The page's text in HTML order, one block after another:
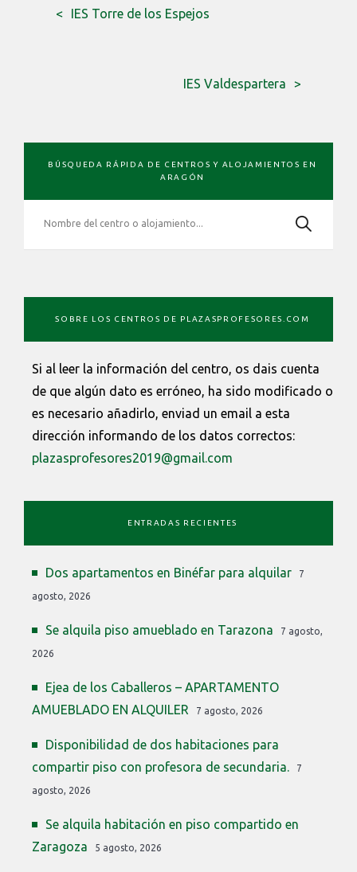
IES Torre de los Espejos
IES Valdespartera
PRIMARIA
BÚSQUEDA RÁPIDA DE CENTROS Y ALOJAMIENTOS EN
ARAGÓN
SOBRE LOS CENTROS DE PLAZASPROFESORES.COM
Si al leer la información del centro, os dais cuenta
de que algún dato es erróneo, ha sido modificado o
es necesario añadirlo, enviad un email a esta
dirección informando de los datos correctos:
plazasprofesores2019@gmail.com
ENTRADAS RECIENTES
Dos apartamentos en Binéfar para alquilar 7
agosto, 2026
Se alquila piso amueblado en Tarazona 7 agosto,
2026
Ejea de los Caballeros – APARTAMENTO
AMUEBLADO EN ALQUILER
7 agosto, 2026
Disponibilidad de dos habitaciones para
compartir piso con profesora de secundaria.
7
agosto, 2026
Se alquila habitación en piso compartido en
Zaragoza
5 agosto, 2026